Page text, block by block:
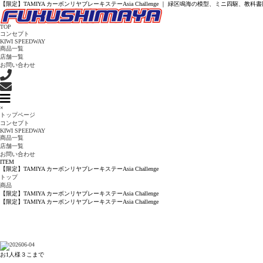
【限定】TAMIYA カーボンリヤブレーキステーAsia Challenge ｜ 緑区鳴海の模型、ミニ四駆、教科
TOP
コンセプト
KIWI SPEEDWAY
商品一覧
店舗一覧
お問い合わせ
×
トップページ
コンセプト
KIWI SPEEDWAY
商品一覧
店舗一覧
お問い合わせ
ITEM
【限定】TAMIYA カーボンリヤブレーキステーAsia Challenge
トップ
商品
【限定】TAMIYA カーボンリヤブレーキステーAsia Challenge
【限定】TAMIYA カーボンリヤブレーキステーAsia Challenge
お1人様３こまで